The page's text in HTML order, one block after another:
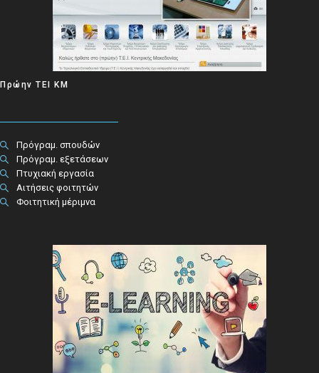
Πρώην ΤΕΙ ΚΜ
Πρόγραμ. σπουδών
Πρόγραμ. εξετάσεων
Πτυχιακή εργασία
Αιτήσεις φοιτητών
Φοιτητική μέριμνα